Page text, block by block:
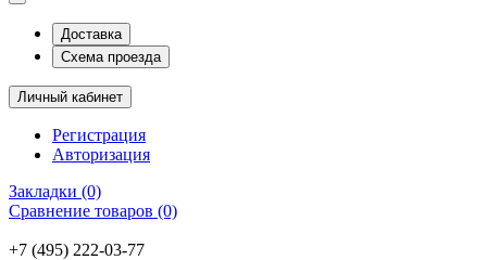
Доставка
Схема проезда
Личный кабинет
Регистрация
Авторизация
Закладки (0)
Сравнение товаров (0)
+7 (495) 222-03-77